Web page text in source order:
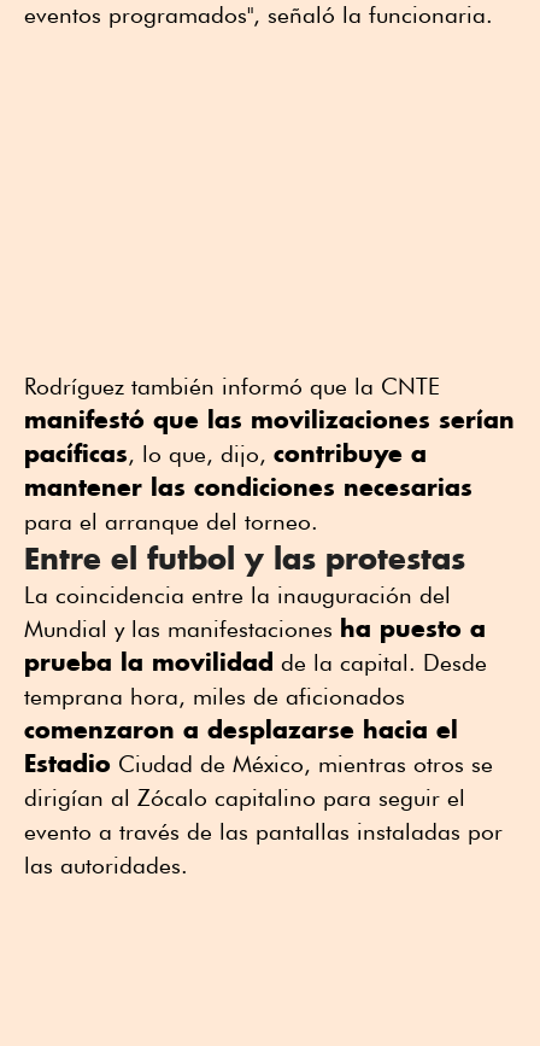
eventos programados", señaló la funcionaria.
Rodríguez también informó que la CNTE
manifestó que las movilizaciones serían
pacíficas, lo que, dijo, contribuye a
mantener las condiciones necesarias
para el arranque del torneo.
Entre el futbol y las protestas
La coincidencia entre la inauguración del
Mundial y las manifestaciones ha puesto a
prueba la movilidad de la capital. Desde
temprana hora, miles de aficionados
comenzaron a desplazarse hacia el
Estadio Ciudad de México, mientras otros se
dirigían al Zócalo capitalino para seguir el
evento a través de las pantallas instaladas por
las autoridades.